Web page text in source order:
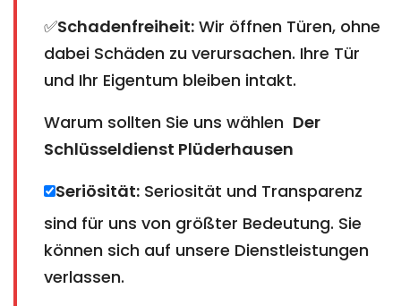
✅Schadenfreiheit: Wir öffnen Türen, ohne
dabei Schäden zu verursachen. Ihre Tür
und Ihr Eigentum bleiben intakt.
Warum sollten Sie uns wählen Der
Schlüsseldienst Plüderhausen
Seriösität: Seriosität und Transparenz
sind für uns von größter Bedeutung. Sie
können sich auf unsere Dienstleistungen
verlassen.